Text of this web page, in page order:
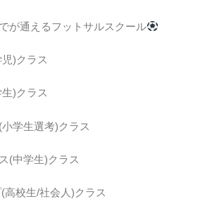
が通えるフットサルスクール
)クラス
生)クラス
学生選考)クラス
(中学生)クラス
高校生/社会人)クラス